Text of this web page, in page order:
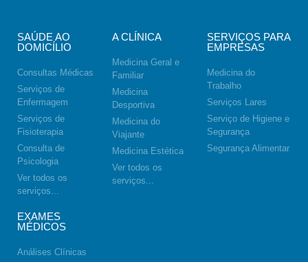
SAÚDE AO
DOMICÍLIO
Consultas Médicas
Serviços de
Enfermagem
Serviços de
Fisioterapia
Consulta de
Psicologia
Ver todos os
serviços...
A CLÍNICA
Medicina Geral e
Familiar
Medicina
Desportiva
Medicina do
Viajante
Medicina Estética
Ver todos os
serviços...
SERVIÇOS PARA
EMPRESAS
Medicina do
Trabalho
Serviços Lares
Serviço de Higiene e
Segurança
Segurança Alimentar
EXAMES
MÉDICOS
Análises Clínicas